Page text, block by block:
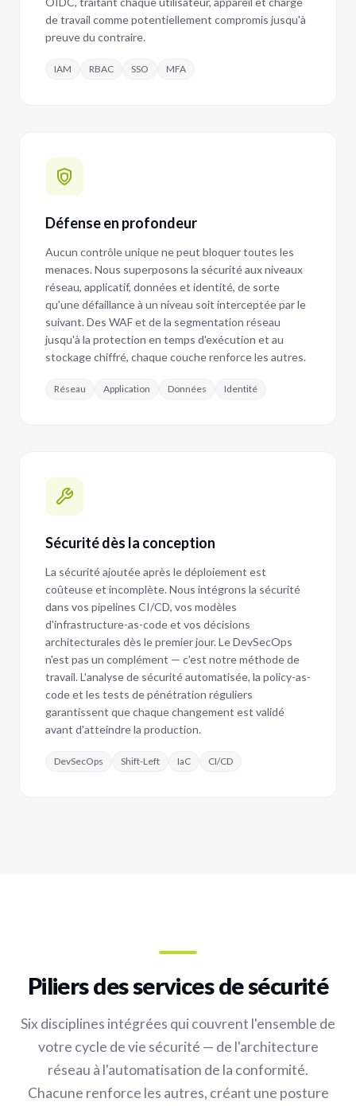
de travail comme potentiellement compromis jusqu'à
preuve du contraire.
IAM RBAC SSO MFA
Défense en profondeur
Aucun contrôle unique ne peut bloquer toutes les
menaces. Nous superposons la sécurité aux niveaux
réseau, applicatif, données et identité, de sorte
qu'une défaillance à un niveau soit interceptée par le
suivant. Des WAF et de la segmentation réseau
jusqu'à la protection en temps d'exécution et au
stockage chiffré, chaque couche renforce les autres.
Réseau Application Données Identité
Sécurité dès la conception
La sécurité ajoutée après le déploiement est
coûteuse et incomplète. Nous intégrons la sécurité
dans vos pipelines CI/CD, vos modèles
d'infrastructure-as-code et vos décisions
architecturales dès le premier jour. Le DevSecOps
n'est pas un complément — c'est notre méthode de
travail. L'analyse de sécurité automatisée, la policy-as-
code et les tests de pénétration réguliers
garantissent que chaque changement est validé
avant d'atteindre la production.
DevSecOps Shift-Left IaC CI/CD
Piliers des services de sécurité
Six disciplines intégrées qui couvrent l'ensemble de
votre cycle de vie sécurité — de l'architecture
réseau à l'automatisation de la conformité.
Chacune renforce les autres, créant une posture